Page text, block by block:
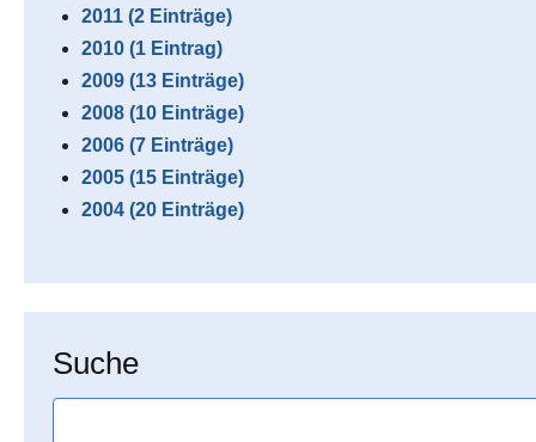
2011 (2 Einträge)
2010 (1 Eintrag)
2009 (13 Einträge)
2008 (10 Einträge)
2006 (7 Einträge)
2005 (15 Einträge)
2004 (20 Einträge)
Suche